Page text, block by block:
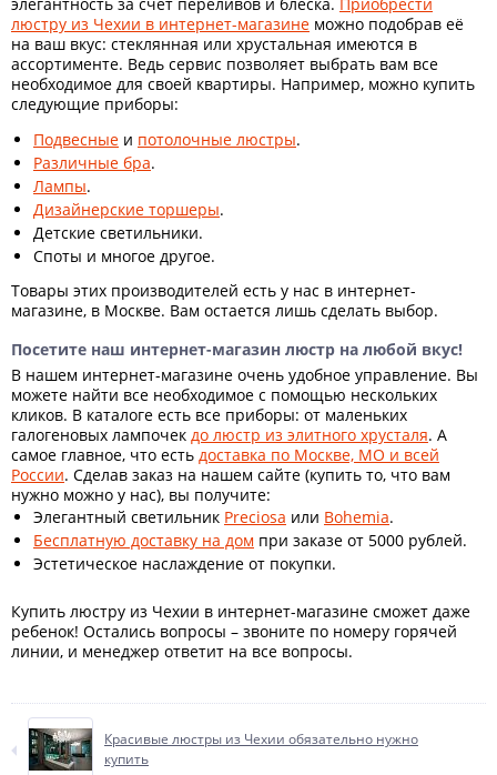
люстру из Чехии в интернет-магазине можно подобрав её
на ваш вкус: стеклянная или хрустальная имеются в
ассортименте. Ведь сервис позволяет выбрать вам все
необходимое для своей квартиры. Например, можно купить
следующие приборы:
Подвесные и потолочные люстры.
Различные бра.
Лампы.
Дизайнерские торшеры.
Детские светильники.
Споты и многое другое.
Товары этих производителей есть у нас в интернет-
магазине, в Москве. Вам остается лишь сделать выбор.
Посетите наш интернет-магазин люстр на любой вкус!
В нашем интернет-магазине очень удобное управление. Вы
можете найти все необходимое с помощью нескольких
кликов. В каталоге есть все приборы: от маленьких
галогеновых лампочек до люстр из элитного хрусталя. А
самое главное, что есть доставка по Москве, МО и всей
России. Сделав заказ на нашем сайте (купить то, что вам
нужно можно у нас), вы получите:
Элегантный светильник Preciosa или Bohemia.
Бесплатную доставку на дом при заказе от 5000 рублей.
Эстетическое наслаждение от покупки.
Купить люстру из Чехии в интернет-магазине сможет даже
ребенок! Остались вопросы – звоните по номеру горячей
линии, и менеджер ответит на все вопросы.
Красивые люстры из Чехии обязательно нужно
купить